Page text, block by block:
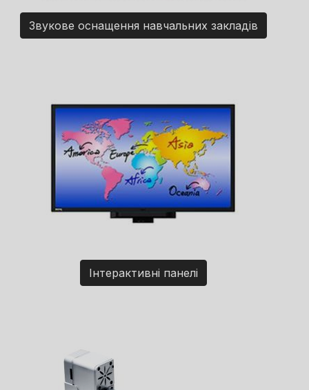
Звукове оснащення навчальних закладів
Інтерактивні панелі